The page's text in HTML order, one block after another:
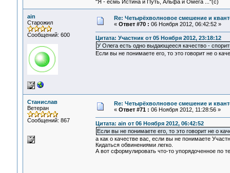
"Я - есмь Истина и Путь, Альфа и Омега ..."(с)
ain
Старожил
Сообщений: 600
Re: Четырёхволновое смешение и
« Ответ #70 : 06 Ноября 2012, 06:42:52 »
Цитата: Участник от 05 Ноября 2012, 23:18:12
У Олега есть одно выдающееся качество -
Если вы не понимаете его, то это говорит не о
Станислав
Ветеран
Сообщений: 867
Re: Четырёхволновое смешение и
« Ответ #71 : 06 Ноября 2012, 11:28:56 »
Цитата: ain от 06 Ноября 2012, 06:42:52
Если вы не понимаете его, то это говорит не о
а как о качестве вас, если вы не понимаете
Кидаться обвинениями легко.
А вот сформулировать что-то упорядоченное по